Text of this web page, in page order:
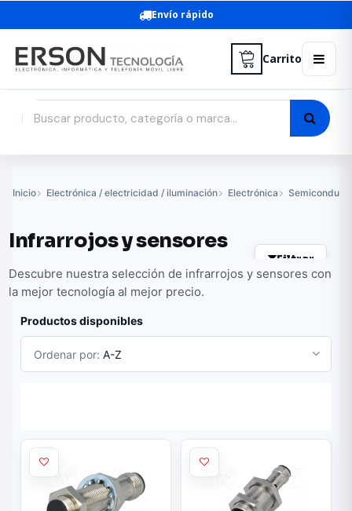
Envío rápido
Carrito
Inicio Electrónica / electricidad / iluminación Electrónica
Infrarrojos y sensores
Filtrar
Descubre nuestra selección de infrarrojos y sensores con
la mejor tecnología al mejor precio.
Productos disponibles
Ordenar por: A-Z